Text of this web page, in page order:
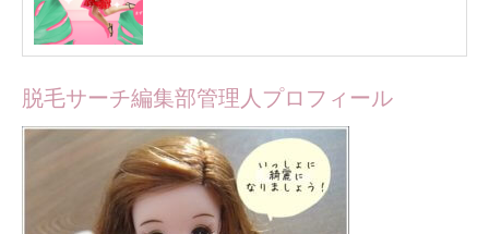
脱毛サーチ編集部管理人プロフィール